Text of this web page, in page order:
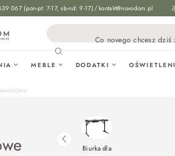
067 (pon-pt: 7-17, sb-nd: 9-17) /kontakt@novodom.pl
Co novego chcesz
MEBLE DODATKI
Biurka dla